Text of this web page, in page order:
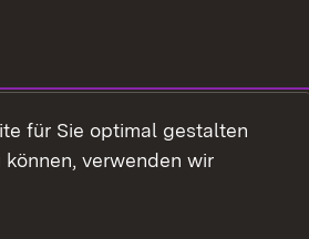
für Sie optimal gestalten
verwenden wir